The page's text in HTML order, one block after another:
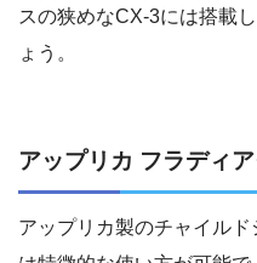
スの狭めなCX-3には搭載
ょう。
アップリカ フラディ
アップリカ製のチャイル